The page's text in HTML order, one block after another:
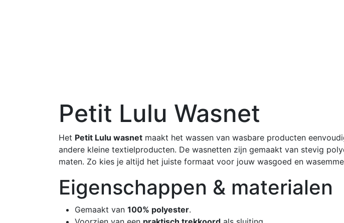
Petit Lulu Wasnet
Het Petit Lulu wasnet maakt het wassen van wasbare producten
andere kleine textielproducten. De wasnetten zijn gemaakt van stevig
maten. Zo kies je altijd het juiste formaat voor jouw wasgoed en
Eigenschappen & materialen
Gemaakt van 100% polyester.